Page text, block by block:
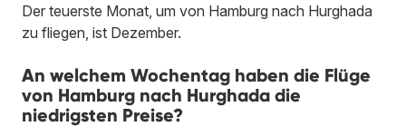
Der teuerste Monat, um von Hamburg nach Hurghada
zu fliegen, ist Dezember.
An welchem Wochentag haben die Flüge
von Hamburg nach Hurghada die
niedrigsten Preise?